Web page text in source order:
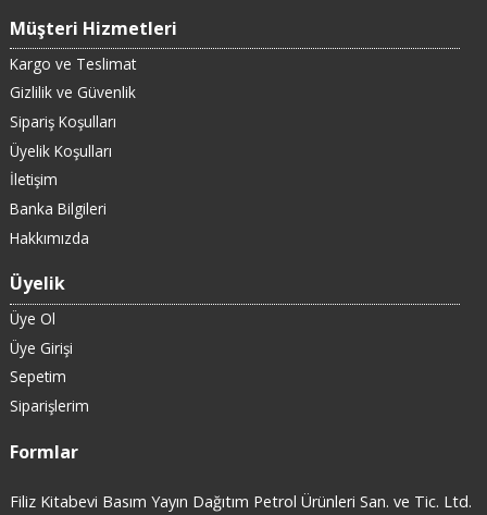
Müşteri Hizmetleri
Kargo ve Teslimat
Gizlilik ve Güvenlik
Sipariş Koşulları
Üyelik Koşulları
İletişim
Banka Bilgileri
Hakkımızda
Üyelik
Üye Ol
Üye Girişi
Sepetim
Siparişlerim
Formlar
Filiz Kitabevi Basım Yayın Dağıtım Petrol Ürünleri San. ve Tic. Ltd.